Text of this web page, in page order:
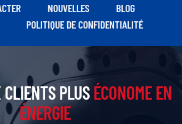
et
NOUVELLES
BLOG
POLITIQUE DE CONFIDENTIALITÉ
PLUSÉCONOME EN
ÉNERGIE